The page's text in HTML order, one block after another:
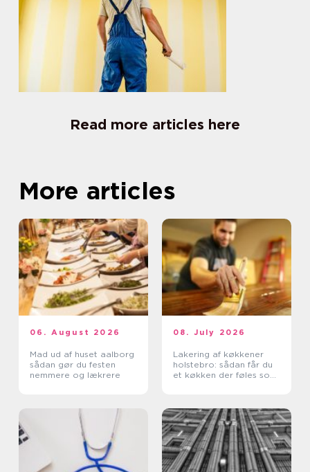
Read more articles here
More articles
06. August 2026
Mad ud af huset aalborg
sådan gør du festen
nemmere og lækrere
08. July 2026
Lakering af køkkener
holstebro: sådan får du
et køkken der føles som